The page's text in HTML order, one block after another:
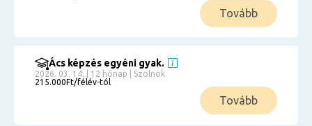
Tovább
Ács képzés egyéni gyak.
2026. 03. 14. | 12 hónap | Szolnok
215.000Ft/félév-tól
Tovább